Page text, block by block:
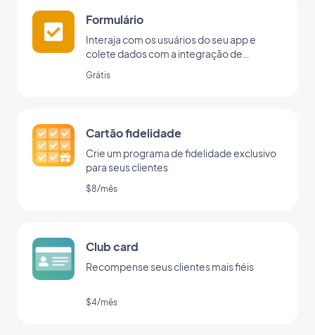
Formulário
Interaja com os usuários do seu app e
colete dados com a integração de
Grátis
Cartão fidelidade
Crie um programa de fidelidade exclusivo
para seus clientes
$8/mês
Club card
Recompense seus clientes mais fiéis
$4/mês